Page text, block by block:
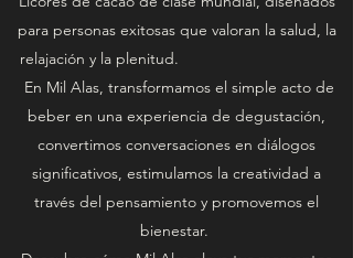
para personas exitosas que valoran la salud, la
relajación y la plenitud.
En Mil Alas, transformamos el simple acto de
beber en una experiencia de degustación,
convertimos conversaciones en diálogos
significativos, estimulamos la creatividad a
través del pensamiento y promovemos el
bienestar.